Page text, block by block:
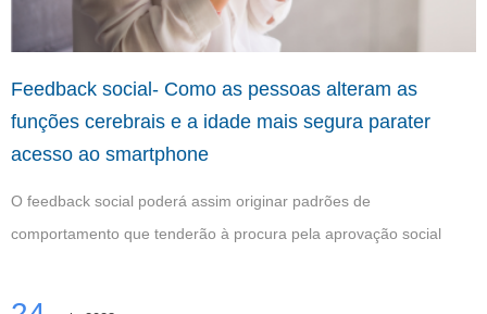
Feedback social- Como as pessoas alteram as
funções cerebrais e a idade mais segura parater
acesso ao smartphone
O feedback social poderá assim originar padrões de
comportamento que tenderão à procura pela aprovação social